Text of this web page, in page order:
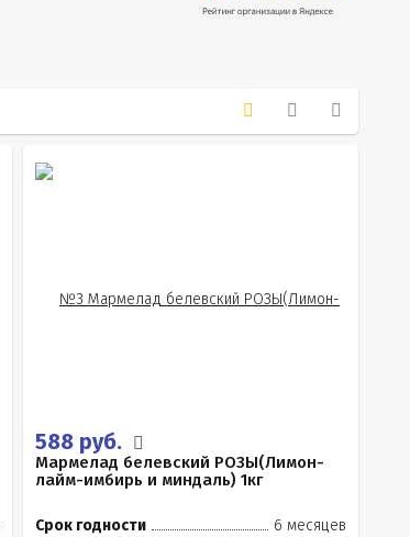
588 руб.
Мармелад белевский РОЗЫ(Лимон-
лайм-имбирь и миндаль) 1кг
Срок годности
6 месяцев